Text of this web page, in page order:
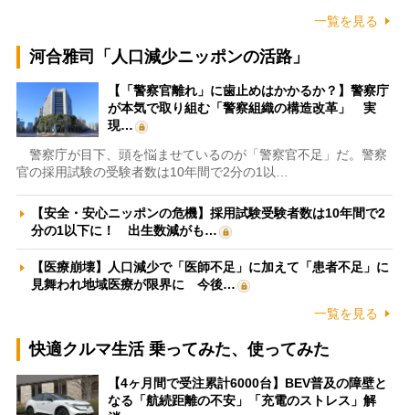
一覧を見る
河合雅司「人口減少ニッポンの活路」
【「警察官離れ」に歯止めはかかるか？】警察庁
が本気で取り組む「警察組織の構造改革」 実
現…
警察庁が目下、頭を悩ませているのが「警察官不足」だ。警察
官の採用試験の受験者数は10年間で2分の1以…
【安全・安心ニッポンの危機】採用試験受験者数は10年間で2
分の1以下に！ 出生数減がも…
【医療崩壊】人口減少で「医師不足」に加えて「患者不足」に
見舞われ地域医療が限界に 今後…
一覧を見る
快適クルマ生活 乗ってみた、使ってみた
【4ヶ月間で受注累計6000台】BEV普及の障壁と
なる「航続距離の不安」「充電のストレス」解